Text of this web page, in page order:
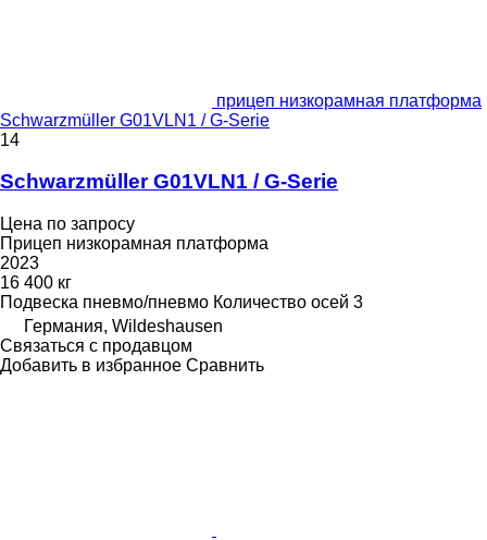
прицеп низкорамная платформа
Schwarzmüller G01VLN1 / G-Serie
14
Schwarzmüller G01VLN1 / G-Serie
Цена по запросу
Прицеп низкорамная платформа
2023
16 400 кг
Подвеска пневмо/пневмо Количество осей 3
Германия, Wildeshausen
Связаться с продавцом
Добавить в избранное Сравнить